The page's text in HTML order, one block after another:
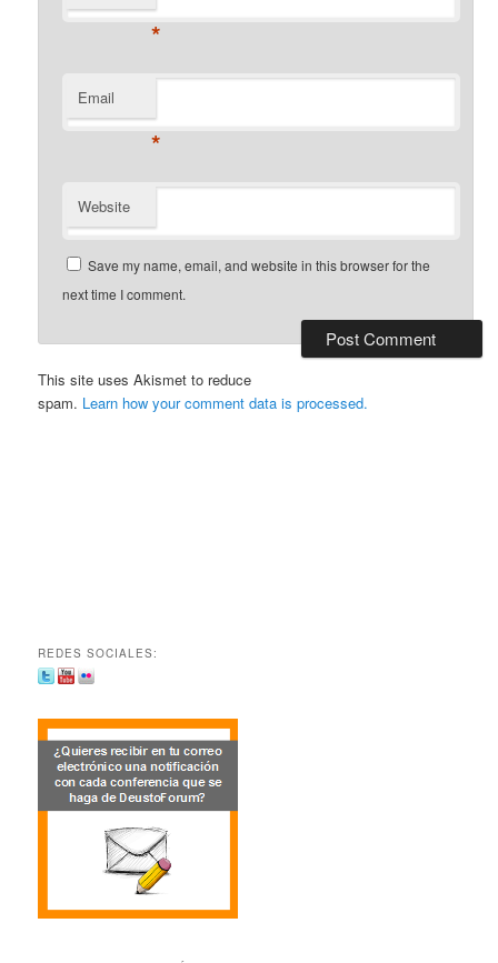
*
Email
*
Website
Save my name, email, and website in this browser for the
next time I comment.
This site uses Akismet to reduce
spam. Learn how your comment data is processed.
REDES SOCIALES: